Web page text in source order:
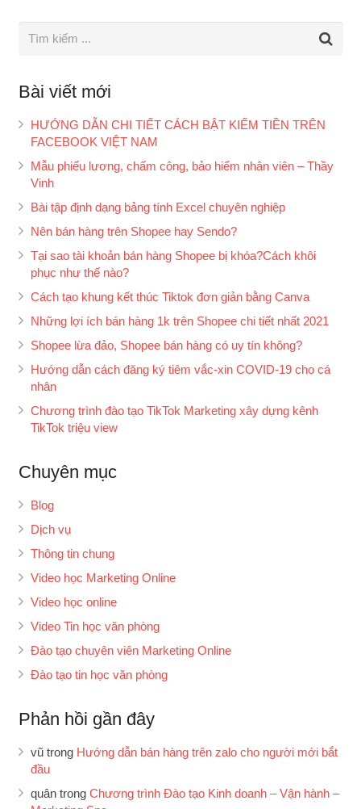
Bài viết mới
HƯỚNG DẪN CHI TIẾT CÁCH BẬT KIẾM TIỀN TRÊN
FACEBOOK VIỆT NAM
Mẫu phiếu lương, chấm công, bảo hiểm nhân viên – Thầy
Vinh
Bài tập định dạng bảng tính Excel chuyên nghiệp
Nên bán hàng trên Shopee hay Sendo?
Tại sao tài khoản bán hàng Shopee bị khóa?Cách khôi
phục như thế nào?
Cách tạo khung kết thúc Tiktok đơn giản bằng Canva
Những lợi ích bán hàng 1k trên Shopee chi tiết nhất 2021
Shopee lừa đảo, Shopee bán hàng có uy tín không?
Hướng dẫn cách đăng ký tiêm vắc-xin COVID-19 cho cá
nhân
Chương trình đào tạo TikTok Marketing xây dựng kênh
TikTok triệu view
Chuyên mục
Blog
Dịch vụ
Thông tin chung
Video học Marketing Online
Video học online
Video Tin học văn phòng
Đào tạo chuyên viên Marketing Online
Đào tạo tin học văn phòng
Phản hồi gần đây
vũtrong Hướng dẫn bán hàng trên zalo cho người mới bắt
đầu
quântrong Chương trình Đào tạo Kinh doanh – Vận hành –